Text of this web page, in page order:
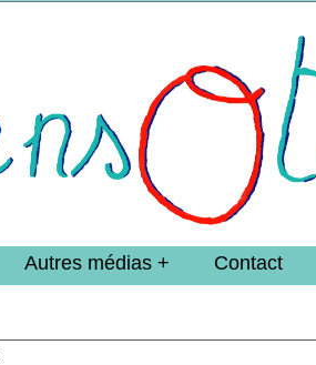
Autres médias Contact